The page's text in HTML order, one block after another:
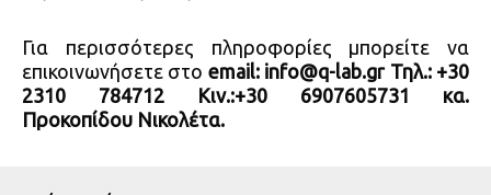
Για περισσότερες πληροφορίες μπορείτε να
επικοινωνήσετε στο email: info@q-lab.gr Τηλ.: +30
2310 784712 Κιν.:+30 6907605731 κα.
Προκοπίδου Νικολέτα.